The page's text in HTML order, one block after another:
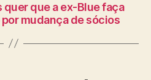
quer que a ex-Blue faça
mudança de sócios